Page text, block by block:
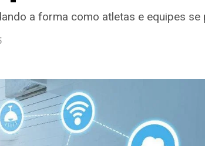
a forma como atletas e equipes se